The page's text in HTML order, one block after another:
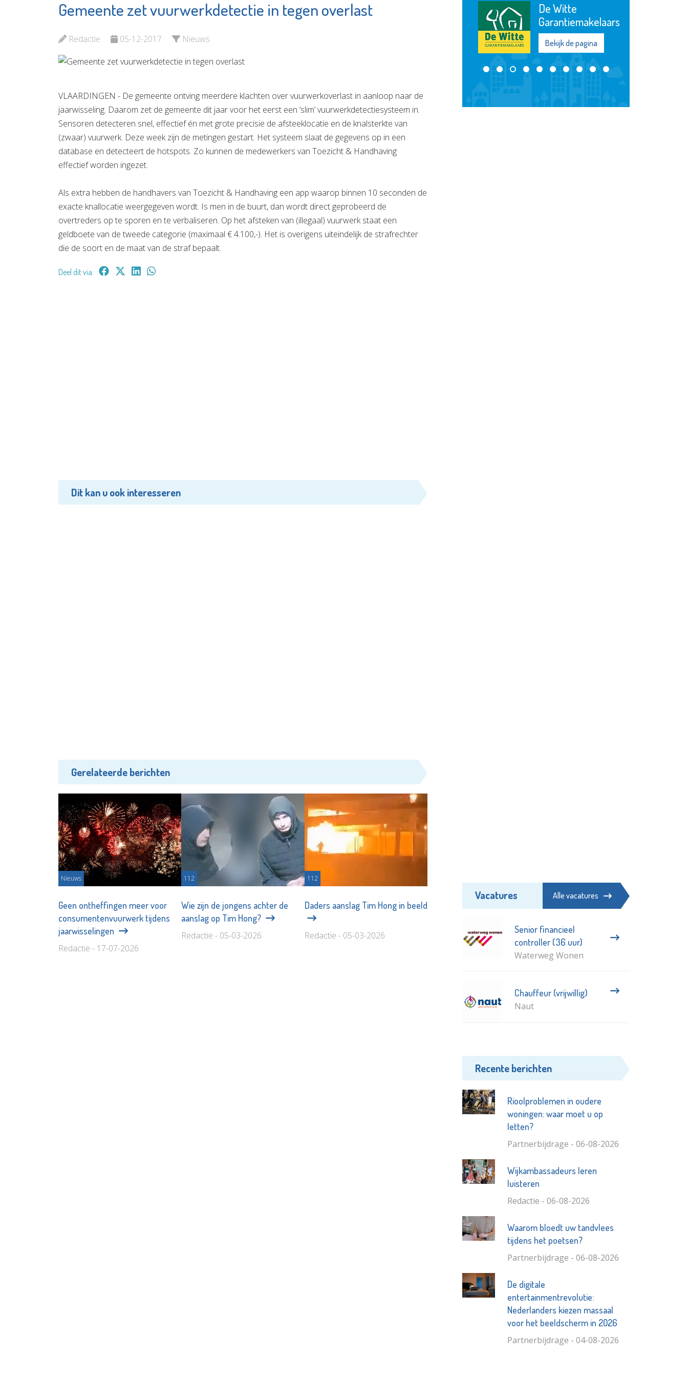
Gemeente zet vuurwerkdetectie in tegen overlast
Redactie 05-12-2017 Nieuws
VLAARDINGEN - De gemeente ontving meerdere klachten over vuurwerkoverlast in aanloop naar de
jaarwisseling. Daarom zet de gemeente dit jaar voor het eerst een ‘slim’ vuurwerkdetectiesysteem in.
Sensoren detecteren snel, effectief én met grote precisie de afsteeklocatie en de knalsterkte van
(zwaar) vuurwerk. Deze week zijn de metingen gestart. Het systeem slaat de gegevens op in een
database en detecteert de hotspots. Zo kunnen de medewerkers van Toezicht & Handhaving
effectief worden ingezet.
Als extra hebben de handhavers van Toezicht & Handhaving een app waarop binnen 10 seconden de
exacte knallocatie weergegeven wordt. Is men in de buurt, dan wordt direct geprobeerd de
overtreders op te sporen en te verbaliseren. Op het afsteken van (illegaal) vuurwerk staat een
geldboete van de tweede categorie (maximaal € 4.100,-). Het is overigens uiteindelijk de strafrechter
die de soort en de maat van de straf bepaalt.
Deel dit via:
Dit kan u ook interesseren
Gerelateerde berichten
Nieuws
Geen ontheffingen meer voor
consumentenvuurwerk tijdens
jaarwisselingen
Redactie - 17-07-2026
112
Wie zijn de jongens achter de
aanslag op Tim Hong?
Redactie - 05-03-2026
112
Daders aanslag Tim Hong in beeld
Redactie - 05-03-2026
Kinderdagverblijf
Speelwonders
Bekijk de pagina
Museum
Bekijk de pagina
Van Kortenhof
De Witte
Garantiemakelaars
Bekijk de pagina
Vacatures Alle vacatures
Senior financieel
controller (36 uur)
Waterweg Wonen
Chauffeur (vrijwillig)
Naut
Recente berichten
Rioolproblemen in oudere
woningen: waar moet u op
letten?
Partnerbijdrage - 06-08-2026
Wijkambassadeurs leren
luisteren
Redactie - 06-08-2026
Waarom bloedt uw tandvlees
tijdens het poetsen?
Partnerbijdrage - 06-08-2026
De digitale
entertainmentrevolutie:
Nederlanders kiezen massaal
voor het beeldscherm in 2026
Partnerbijdrage - 04-08-2026